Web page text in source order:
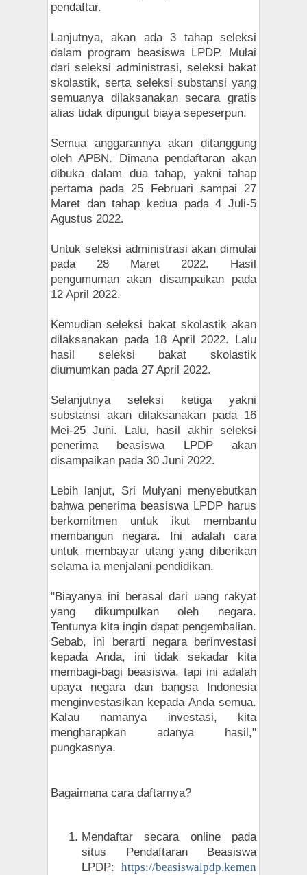
pendaftar.
Lanjutnya, akan ada 3 tahap seleksi
dalam program beasiswa LPDP. Mulai
dari seleksi administrasi, seleksi bakat
skolastik, serta seleksi substansi yang
semuanya dilaksanakan secara gratis
alias tidak dipungut biaya sepeserpun.
Semua anggarannya akan ditanggung
oleh APBN. Dimana pendaftaran akan
dibuka dalam dua tahap, yakni tahap
pertama pada 25 Februari sampai 27
Maret dan tahap kedua pada 4 Juli-5
Agustus 2022.
Untuk seleksi administrasi akan dimulai
pada 28 Maret 2022. Hasil
pengumuman akan disampaikan pada
12 April 2022.
Kemudian seleksi bakat skolastik akan
dilaksanakan pada 18 April 2022. Lalu
hasil seleksi bakat skolastik
diumumkan pada 27 April 2022.
Selanjutnya seleksi ketiga yakni
substansi akan dilaksanakan pada 16
Mei-25 Juni. Lalu, hasil akhir seleksi
penerima beasiswa LPDP akan
disampaikan pada 30 Juni 2022.
Lebih lanjut, Sri Mulyani menyebutkan
bahwa penerima beasiswa LPDP harus
berkomitmen untuk ikut membantu
membangun negara. Ini adalah cara
untuk membayar utang yang diberikan
selama ia menjalani pendidikan.
"Biayanya ini berasal dari uang rakyat
yang dikumpulkan oleh negara.
Tentunya kita ingin dapat pengembalian.
Sebab, ini berarti negara berinvestasi
kepada Anda, ini tidak sekadar kita
membagi-bagi beasiswa, tapi ini adalah
upaya negara dan bangsa Indonesia
menginvestasikan kepada Anda semua.
Kalau namanya investasi, kita
mengharapkan adanya hasil,"
pungkasnya.
Bagaimana cara daftarnya?
Mendaftar secara online pada
situs Pendaftaran Beasiswa
LPDP: https://beasiswalpdp.kemen